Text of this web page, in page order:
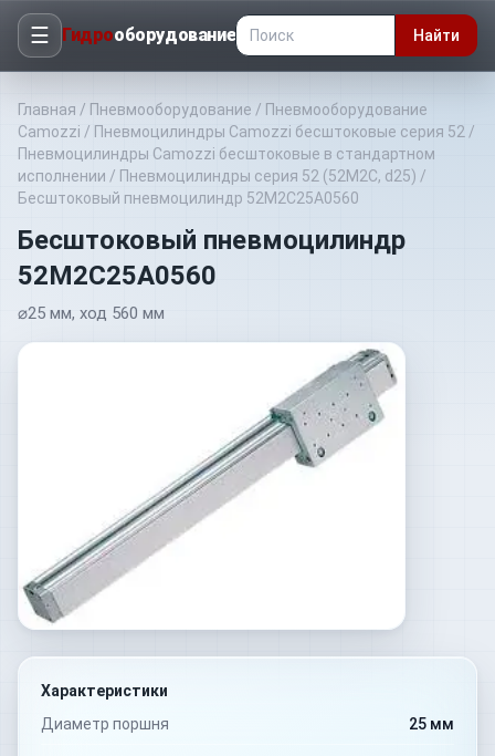
☰ Гидрооборудование Найти
Главная / Пневмооборудование / Пневмооборудование
Camozzi / Пневмоцилиндры Camozzi бесштоковые серия 52 /
Пневмоцилиндры Camozzi бесштоковые в стандартном
исполнении / Пневмоцилиндры серия 52 (52M2C, d25) /
Бесштоковый пневмоцилиндр 52M2C25A0560
Бесштоковый пневмоцилиндр
52M2C25A0560
⌀25 мм, ход 560 мм
Характеристики
Диаметр поршня
25 мм